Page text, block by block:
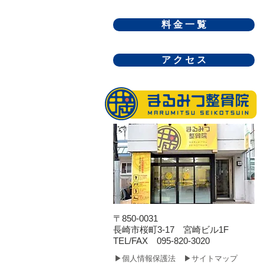
料 金 一 覧
ア ク セ ス
〒850-0031
長崎市桜町3-17 宮崎ビル1F
​TEL/FAX 095-820-3020
▶個人情報保護法 ▶サイトマップ